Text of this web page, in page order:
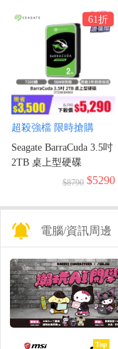
61折
超殺強檔 限時搶購
Seagate BarraCuda 3.5吋
2TB 桌上型硬碟
$8790 $5290
電腦/資訊周邊
Top